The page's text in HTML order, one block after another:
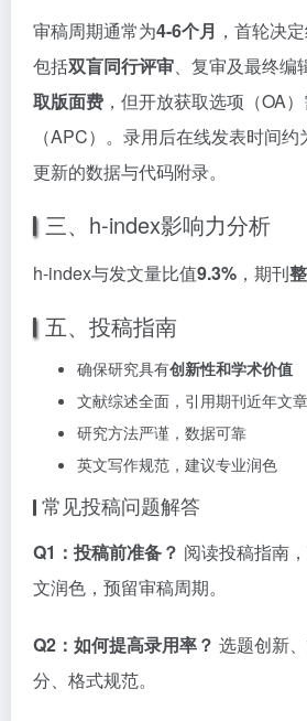
审稿周期通常为4-6个月 ，首轮决
包括双盲同行评审、复审及最终编
取版面费 ，但开放获取选项（OA
（APC）。录用后在线发表时间约
更新的数据与代码附录。
三、h-index影响力分析
h-index与发文量比值9.3% ，期刊
五、投稿指南
确保研究具有创新性和学术价值
文献综述全面，引用期刊近年文章
研究方法严谨，数据可靠
英文写作规范，建议专业润色
常见投稿问题解答
Q1：投稿前准备？ 阅读投稿指南
文润色，预留审稿周期。
Q2：如何提高录用率？ 选题创新
分、格式规范。